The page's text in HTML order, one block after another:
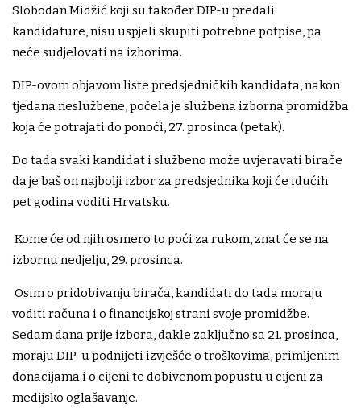
Slobodan Midžić koji su također DIP-u predali
kandidature, nisu uspjeli skupiti potrebne potpise, pa
neće sudjelovati na izborima.
DIP-ovom objavom liste predsjedničkih kandidata, nakon
tjedana neslužbene, počela je službena izborna promidžba
koja će potrajati do ponoći, 27. prosinca (petak).
Do tada svaki kandidat i službeno može uvjeravati birače
da je baš on najbolji izbor za predsjednika koji će idućih
pet godina voditi Hrvatsku.
Kome će od njih osmero to poći za rukom, znat će se na
izbornu nedjelju, 29. prosinca.
Osim o pridobivanju birača, kandidati do tada moraju
voditi računa i o financijskoj strani svoje promidžbe.
Sedam dana prije izbora, dakle zaključno sa 21. prosinca,
moraju DIP-u podnijeti izvješće o troškovima, primljenim
donacijama i o cijeni te dobivenom popustu u cijeni za
medijsko oglašavanje.